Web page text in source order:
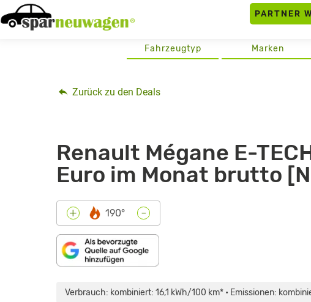
Skip
to
PARTNER
Marken
Fahrzeugtyp
Zurück zu den Deals
Renault Mégane E-
Euro im Monat brutto
+ 190° -
Verbrauch: kombiniert: 16,1 kWh/100 km* • Emissionen:
TECH